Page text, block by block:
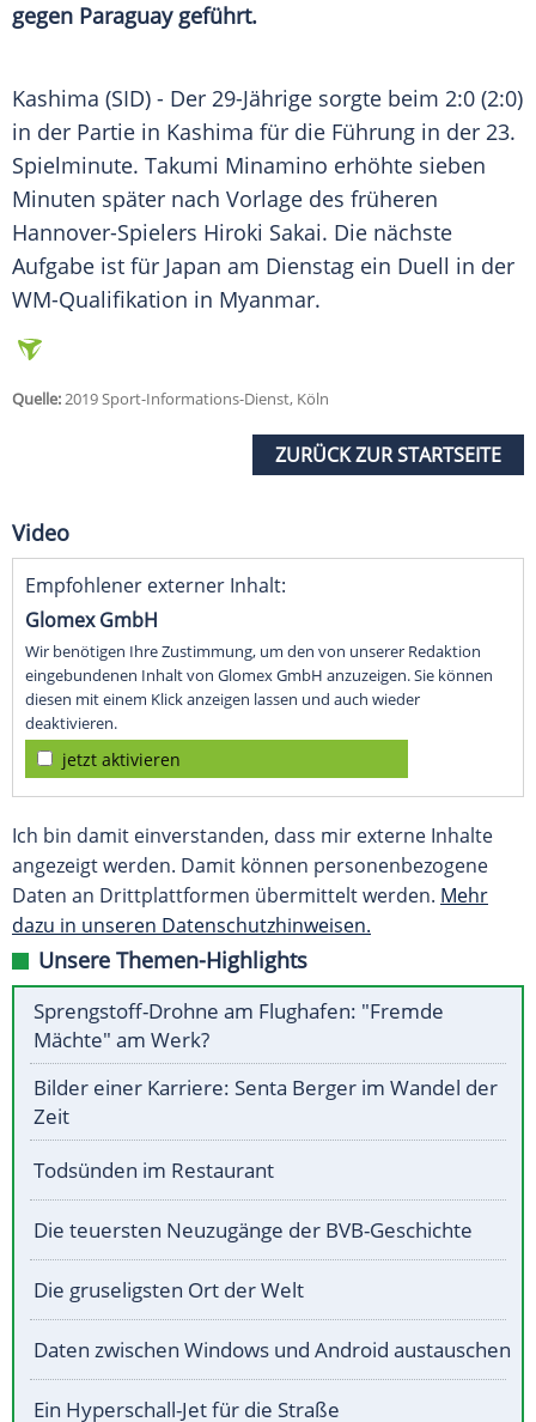
gegen Paraguay geführt.
Kashima (SID) - Der 29-Jährige sorgte beim 2:0 (2:0)
in der Partie in Kashima für die Führung in der 23.
Spielminute. Takumi Minamino erhöhte sieben
Minuten später nach Vorlage des früheren
Hannover-Spielers Hiroki Sakai. Die nächste
Aufgabe ist für Japan am Dienstag ein Duell in der
WM-Qualifikation in Myanmar.
Quelle:2019 Sport-Informations-Dienst, Köln
ZURÜCK ZUR STARTSEITE
Video
Empfohlener externer Inhalt:
Glomex GmbH
Wir benötigen Ihre Zustimmung, um den von unserer Redaktion
eingebundenen Inhalt von Glomex GmbH anzuzeigen. Sie können
diesen mit einem Klick anzeigen lassen und auch wieder
deaktivieren.
jetzt aktivieren
Ich bin damit einverstanden, dass mir externe Inhalte
angezeigt werden. Damit können personenbezogene
Daten an Drittplattformen übermittelt werden. Mehr
dazu in unseren Datenschutzhinweisen.
Unsere Themen-Highlights
Sprengstoff-Drohne am Flughafen: "Fremde
Mächte" am Werk?
Bilder einer Karriere: Senta Berger im Wandel der
Zeit
Todsünden im Restaurant
Die teuersten Neuzugänge der BVB-Geschichte
Die gruseligsten Ort der Welt
Daten zwischen Windows und Android austauschen
Ein Hyperschall-Jet für die Straße